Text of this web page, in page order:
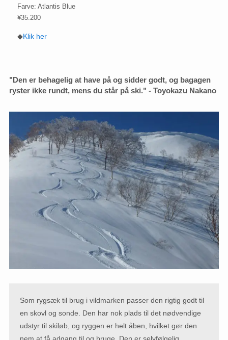
Farve: Atlantis Blue
¥35.200
◆Klik her
"Den er behagelig at have på og sidder godt, og bagagen
ryster ikke rundt, mens du står på ski." - Toyokazu Nakano
Som rygsæk til brug i vildmarken passer den rigtig godt til
en skovl og sonde. Den har nok plads til det nødvendige
udstyr til skiløb, og ryggen er helt åben, hvilket gør den